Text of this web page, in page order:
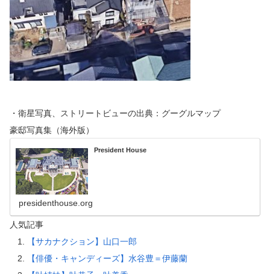
・衛星写真、ストリートビューの出典：グーグルマップ
豪邸写真集（海外版）
President House
presidenthouse.org
人気記事
【サカナクション】山口一郎
【俳優・キャンディーズ】水谷豊＝伊藤蘭